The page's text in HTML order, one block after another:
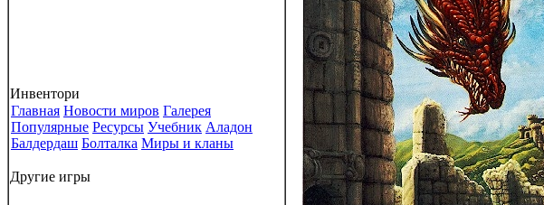
Инвентори
Главная Новости миров Галерея
Популярные Ресурсы Учебник Аладон
Балдердаш Болталка Миры и кланы
Другие игры